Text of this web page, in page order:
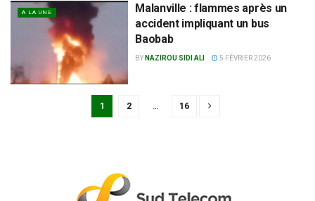
A LA UNE
Malanville : flammes après un
accident impliquant un bus
Baobab
BY NAZIROU SIDI ALI 5 FÉVRIER 2026
1 2 … 16